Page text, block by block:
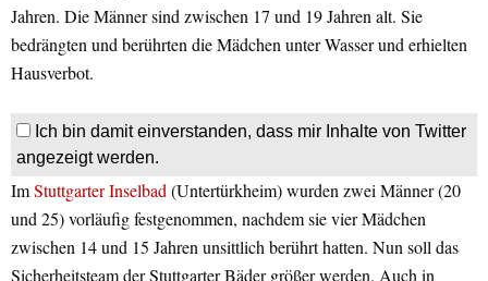
Jahren. Die Männer sind zwischen 17 und 19 Jahren alt. Sie
bedrängten und berührten die Mädchen unter Wasser und erhielten
Hausverbot.
Ich bin damit einverstanden, dass mir Inhalte von Twitter
angezeigt werden.
ImStuttgarter Inselbad (Untertürkheim) wurden zwei Männer (20
und 25) vorläufig festgenommen, nachdem sie vier Mädchen
zwischen 14 und 15 Jahren unsittlich berührt hatten. Nun soll das
Sicherheitsteam der Stuttgarter Bäder größer werden. Auch in